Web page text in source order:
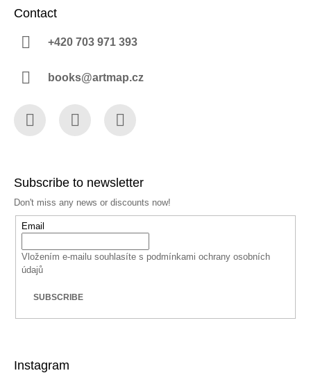
Contact
+420 703 971 393
books@artmap.cz
Subscribe to newsletter
Don't miss any news or discounts now!
Email
Vložením e-mailu souhlasíte s podmínkami ochrany osobních
údajů
SUBSCRIBE
Instagram